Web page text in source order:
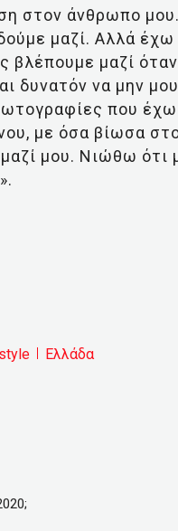
στον άνθρωπο
μαζί. Αλλά έχω
βλέπουμε μαζί
δυνατόν να μην
που
με όσα βίωσα
μου. Νιώθω ότι
Ελλάδα